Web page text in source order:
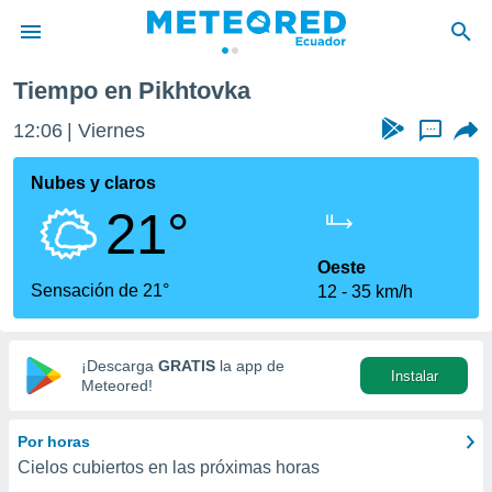
de
ha
calidad.
a este
las
y
digital
basada
Tiempo en Pikhtovka
12:06 Viernes ...
Nubes y claros
21°
Sensación de 21°
Oeste
12
35 km/h
¡Descarga GRATIS la app de
Meteored!
Instalar
Por horas
Cielos cubiertos en las próximas horas